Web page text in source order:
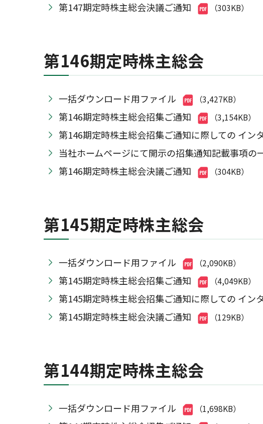
第147期定時株主総会決議ご通知 （303KB）
第146期定時株主総会
一括ダウンロード用ファイル （3,427KB）
第146期定時株主総会招集ご通知 （3,154KB）
第146期定時株主総会招集ご通知に際しての イン
当社ホームページにて開示の招集通知記載事項の
第146期定時株主総会決議ご通知 （304KB）
第145期定時株主総会
一括ダウンロード用ファイル （2,090KB）
第145期定時株主総会招集ご通知 （4,049KB）
第145期定時株主総会招集ご通知に際しての イン
第145期定時株主総会決議ご通知 （129KB）
第144期定時株主総会
一括ダウンロード用ファイル （1,698KB）